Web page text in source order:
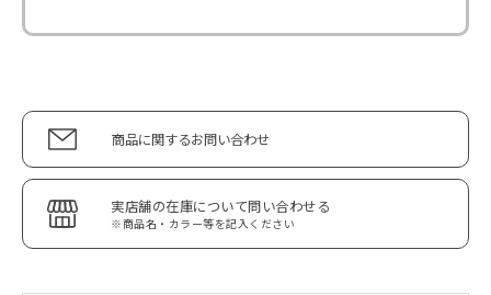
商品に関するお問い合わせ
実店舗の在庫について問い合わせる
※商品名・カラー等を記入ください